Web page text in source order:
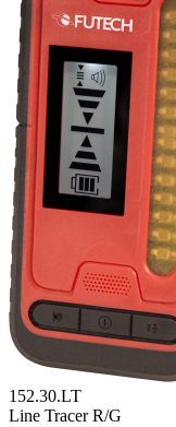
152.30.LT
Line Tracer R/G